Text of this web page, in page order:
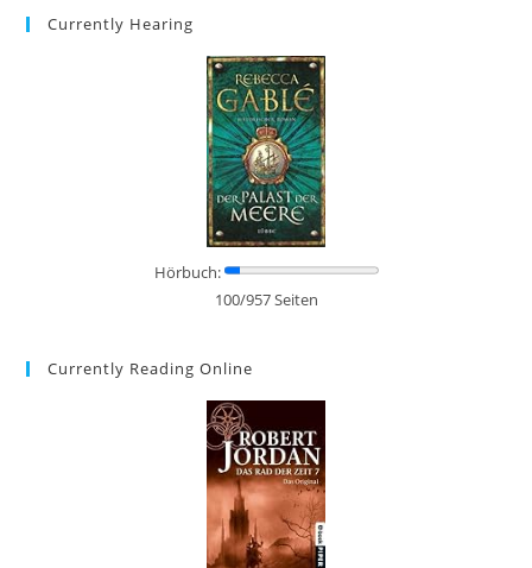
Currently Hearing
Hörbuch:
100/957 Seiten
Currently Reading Online